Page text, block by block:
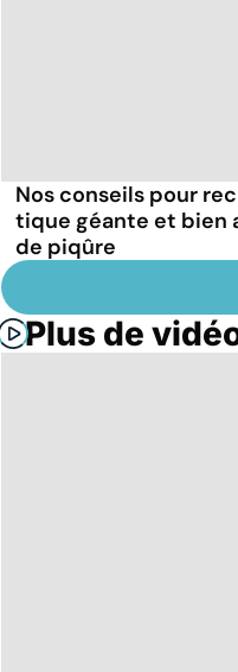
Nos conseils pour
tique géante et bien
de piqûre
Plus de